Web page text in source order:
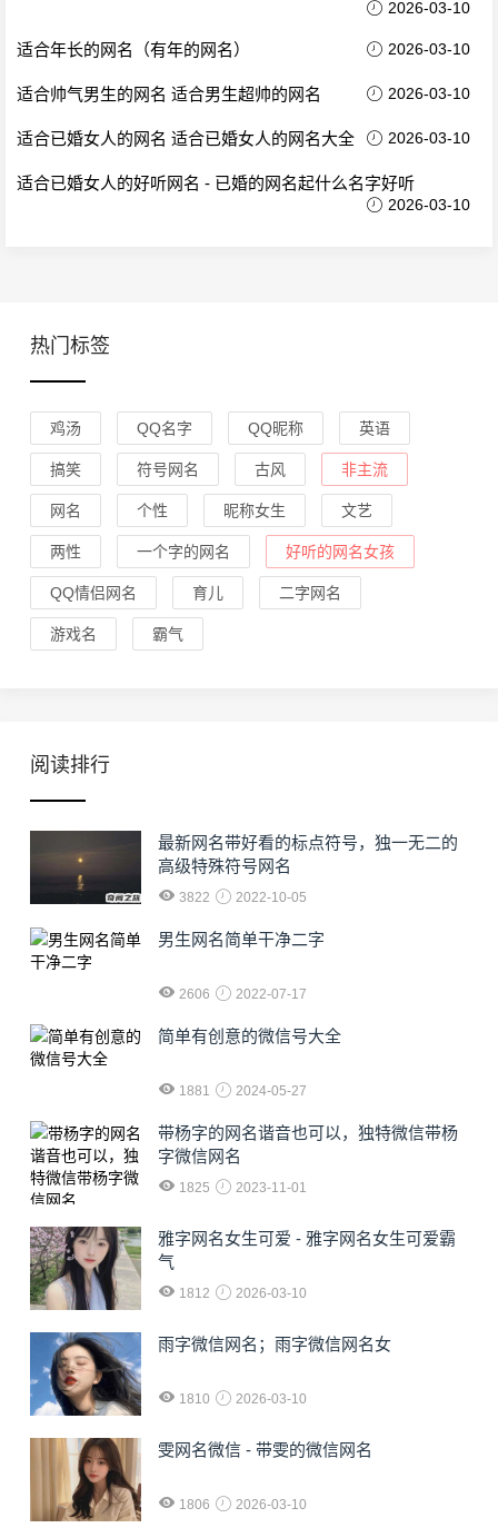
2026-03-10
适合年长的网名（有年的网名） 2026-03-10
适合帅气男生的网名 适合男生超帅的网名 2026-03-10
适合已婚女人的网名 适合已婚女人的网名大全 2026-03-10
适合已婚女人的好听网名 - 已婚的网名起什么名字好听
2026-03-10
热门标签
鸡汤 QQ名字 QQ昵称 英语
搞笑 符号网名 古风 非主流
网名 个性 昵称女生 文艺
两性 一个字的网名 好听的网名女孩
QQ情侣网名 育儿 二字网名
游戏名 霸气
阅读排行
最新网名带好看的标点符号，独一无二的
高级特殊符号网名
3822 2022-10-05
男生网名简单干净二字
2606 2022-07-17
简单有创意的微信号大全
1881 2024-05-27
​带杨字的网名谐音也可以，独特微信带杨
字微信网名
1825 2023-11-01
雅字网名女生可爱 - 雅字网名女生可爱霸
气
1812 2026-03-10
雨字微信网名；雨字微信网名女
1810 2026-03-10
雯网名微信 - 带雯的微信网名
1806 2026-03-10